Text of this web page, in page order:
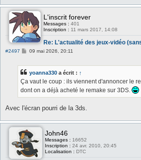
L'inscrit forever
Messages : 401
Inscription : 11 mars 2017, 14:08
Re: L'actualité des jeux-vidéo
#2497
M
a
g
09 mai 2026, 20:11
yoanna330 a écrit : ↑
Ça vaut le coup : ils viennent d'annoncer le
dont on a déjà acheté le remake sur 3DS.
Avec l'écran pourri de la 3ds.
John46
Messages : 16652
Inscription : 24 avr. 2010, 20:45
Localisation : DTC